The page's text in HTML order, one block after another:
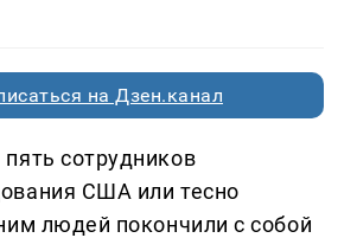
на Дзен.канал
сотрудников
США или тесно
людей покончили с собой